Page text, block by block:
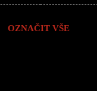
OZNAČIT VŠE